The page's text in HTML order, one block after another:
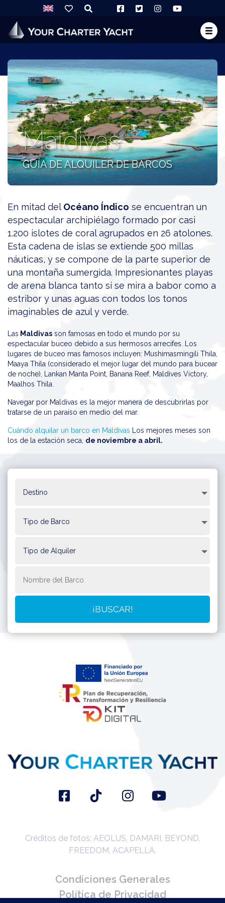
Maldivas
GUÍA DE ALQUILER DE BARCOS
En mitad del Océano Índico se encuentran un
espectacular archipiélago formado por casi
1.200 islotes de coral agrupados en 26 atolones.
Esta cadena de islas se extiende 500 millas
náuticas, y se compone de la parte superior de
una montaña sumergida. Impresionantes playas
de arena blanca tanto si se mira a babor como a
estribor y unas aguas con todos los tonos
imaginables de azul y verde.
Las Maldivas son famosas en todo el mundo por su
espectacular buceo debido a sus hermosos arrecifes. Los
lugares de buceo mas famosos incluyen: Mushimasmingili Thila,
Maaya Thila (considerado el mejor lugar del mundo para bucear
de noche), Lankan Manta Point, Banana Reef, Maldives Victory,
Maalhos Thila.
Navegar por Maldivas es la mejor manera de descubrirlas por
tratarse de un paraíso en medio del mar.
Cuándo alquilar un barco en Maldivas Los mejores meses son
los de la estación seca, de noviembre a abril.
Créditos de fotos: AEOLUS, DAMARI, BEYOND,
FREEDOM, ACAPELLA.
Condiciones Generales
Política de Privacidad